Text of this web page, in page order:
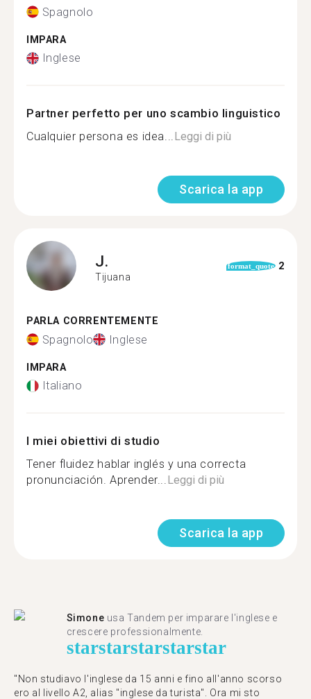
Spagnolo
IMPARA
Inglese
Partner perfetto per uno scambio linguistico
Cualquier persona es idea...Leggi di più
Scarica la app
J.
Tijuana
format_quote 2
PARLA CORRENTEMENTE
Spagnolo Inglese
IMPARA
Italiano
I miei obiettivi di studio
Tener fluidez hablar inglés y una correcta
pronunciación. Aprender...Leggi di più
Scarica la app
Simone usa Tandem per imparare l'inglese e
crescere professionalmente.
starstarstarstarstar
"Non studiavo l'inglese da 15 anni e fino all'anno scorso
ero al livello A2, alias "inglese da turista". Ora mi sto